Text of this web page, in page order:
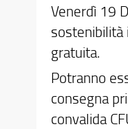
Venerdì 19
sostenibilità
gratuita.
Potranno
consegna
convalida